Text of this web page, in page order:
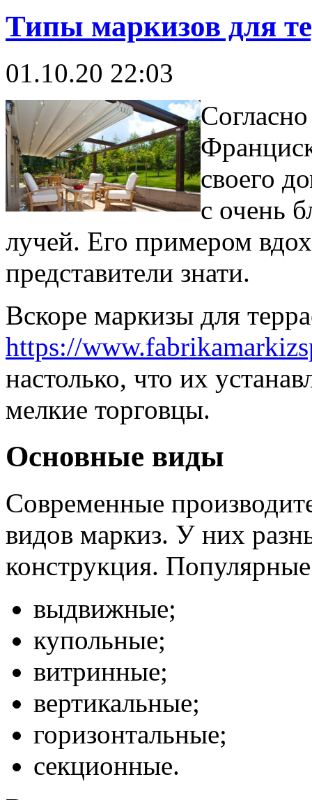
Типы маркизов для
01.10.20 22:03
своего
с очень
лучей. Его примером
представители знати.
Вскоре маркизы для
https://
настолько, что их
мелкие торговцы.
Основные виды
Современные
видов маркиз. У них
конструкция.
выдвижные;
купольные;
витринные;
вертикальные;
горизонтальные;
секционные.